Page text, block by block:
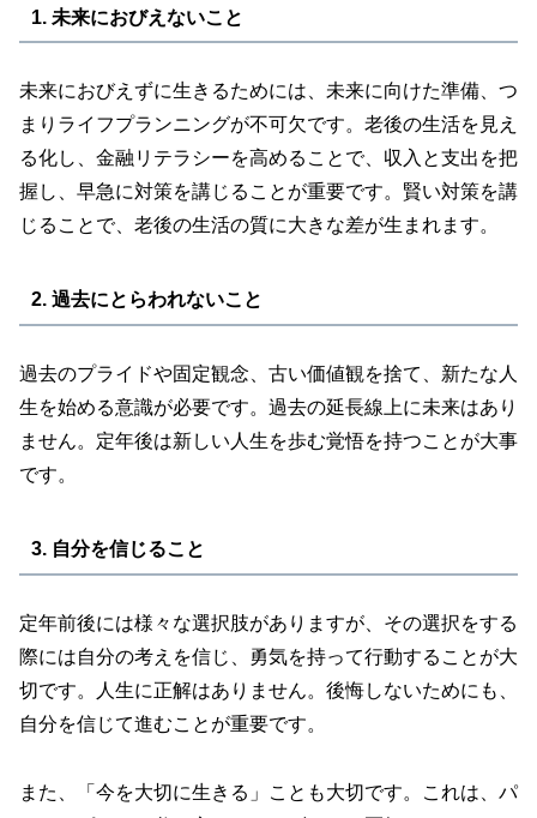
1. 未来におびえないこと
未来におびえずに生きるためには、未来に向けた準備、つ
まりライフプランニングが不可欠です。老後の生活を見え
る化し、金融リテラシーを高めることで、収入と支出を把
握し、早急に対策を講じることが重要です。賢い対策を講
じることで、老後の生活の質に大きな差が生まれます。
2. 過去にとらわれないこと
過去のプライドや固定観念、古い価値観を捨て、新たな人
生を始める意識が必要です。過去の延長線上に未来はあり
ません。定年後は新しい人生を歩む覚悟を持つことが大事
です。
3. 自分を信じること
定年前後には様々な選択肢がありますが、その選択をする
際には自分の考えを信じ、勇気を持って行動することが大
切です。人生に正解はありません。後悔しないためにも、
自分を信じて進むことが重要です。
また、「今を大切に生きる」ことも大切です。これは、パ